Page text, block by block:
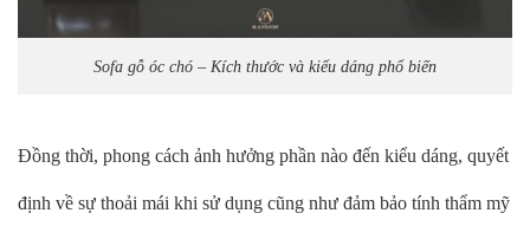
Sofa gỗ óc chó – Kích thước và kiểu dáng phổ biến
Đồng thời, phong cách ảnh hưởng phần nào đến kiểu dáng, quyết
định về sự thoải mái khi sử dụng cũng như đảm bảo tính thẩm mỹ